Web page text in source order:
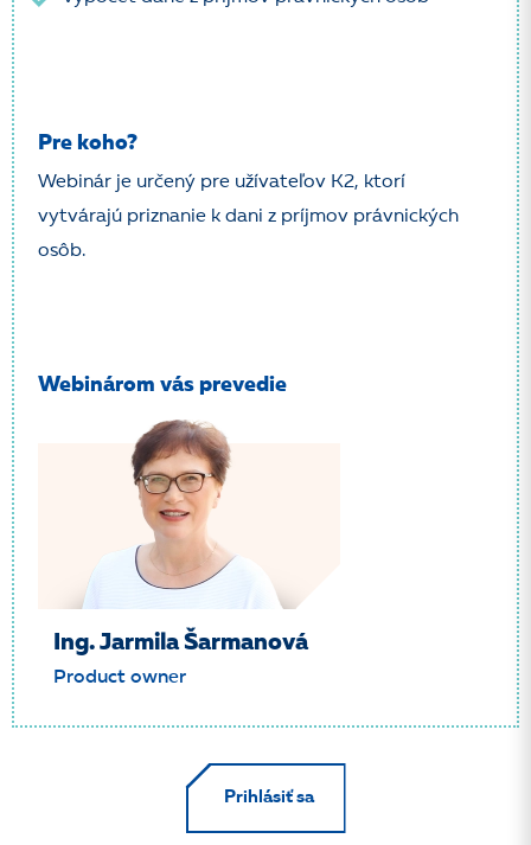
Pre koho?
Webinár je určený pre užívateľov K2, ktorí
vytvárajú priznanie k dani z príjmov právnických
osôb.
Webinárom vás prevedie
Ing. Jarmila Šarmanová
Product owner
Prihlásiť sa